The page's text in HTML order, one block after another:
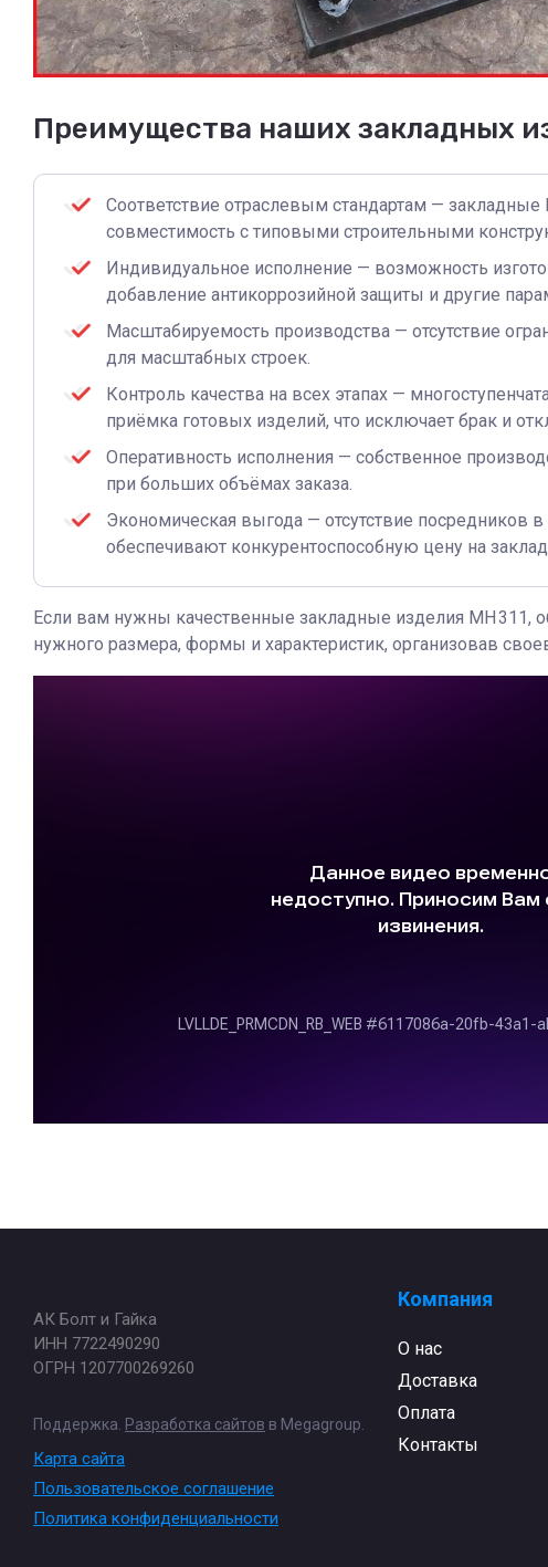
Преимущества наших закладных
Соответствие отраслевым стандартам — закладные
совместимость с типовыми строительными
Индивидуальное исполнение — возможность
добавление антикоррозийной защиты и другие
Масштабируемость производства — отсутствие
для масштабных строек.
Контроль качества на всех этапах —
приёмка готовых изделий, что исключает брак и
Оперативность исполнения — собственное
при больших объёмах заказа.
Экономическая выгода — отсутствие посредников
обеспечивают конкурентоспособную цену на
Если вам нужны качественные закладные изделия МН 311,
нужного размера, формы и характеристик, организовав
АК Болт и Гайка
ИНН 7722490290
ОГРН 1207700269260
Поддержка. Разработка сайтов в Megagroup.
Карта сайта
Пользовательское соглашение
Политика конфиденциальности
Компания
О нас
Доставка
Оплата
Контакты